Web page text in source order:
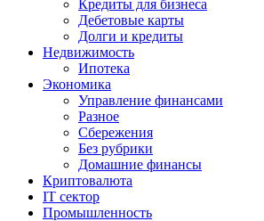
Кредиты для бизнеса
Дебетовые карты
Долги и кредиты
Недвижимость
Ипотека
Экономика
Управление финансами
Разное
Сбережения
Без рубрики
Домашние финансы
Криптовалюта
IT сектор
Промышленность